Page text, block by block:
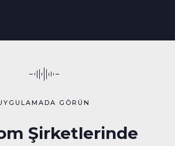
GÖRÜN
Şirketlerinde